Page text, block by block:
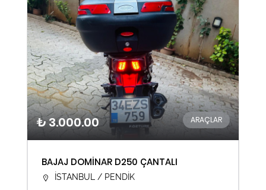
₺ 3.000.00 ARAÇLAR
BAJAJ DOMİNAR D250 ÇANTALI
İSTANBUL / PENDİK